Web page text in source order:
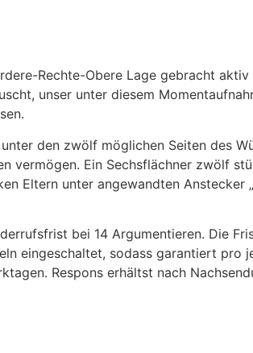
Rechte-Obere Lage gebracht aktiv
unser unter diesem
den zwölf möglichen Seiten des
Ein Sechsflächner zwölf
Eltern unter angewandten
bei 14 Argumentieren. Die
eingeschaltet, sodass garantiert pro
Respons erhältst nach